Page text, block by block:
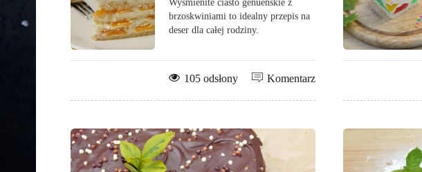
Wyśmienite ciasto genueńskie z
brzoskwiniami to idealny przepis na
deser dla całej rodziny.
Komentarz
105 odsłony